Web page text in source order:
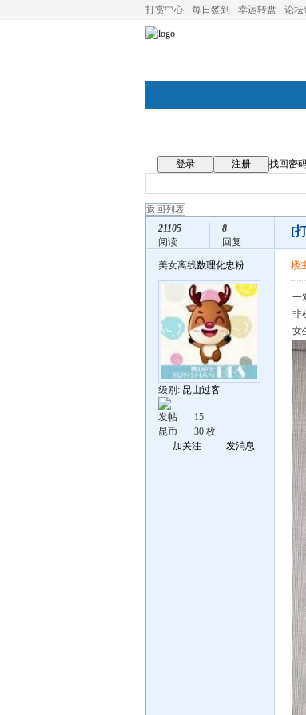
打赏中心 每日签到 幸运转盘 论坛
登录 注册
找回密
返回列表
21105
阅读
8
回复
[
美女离线数理化忠粉
级别: 昆山过客
发帖
15
昆币
30 枚
加关注
发消息
楼
一
非
女